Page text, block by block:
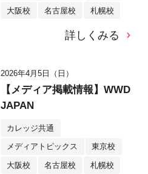
大阪校 名古屋校 札幌校
詳しくみる
2026年4月5日（日）
【メディア掲載情報】WWD
JAPAN
カレッジ共通
メディアトピックス 東京校
大阪校 名古屋校 札幌校